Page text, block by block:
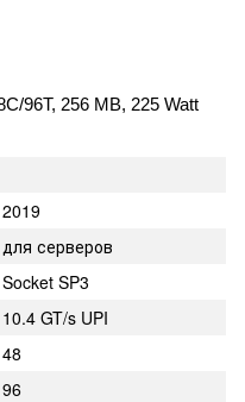
96T, 256 MB, 225 Watt
2019
для серверов
Socket SP3
10.4 GT/s UPI
48
96